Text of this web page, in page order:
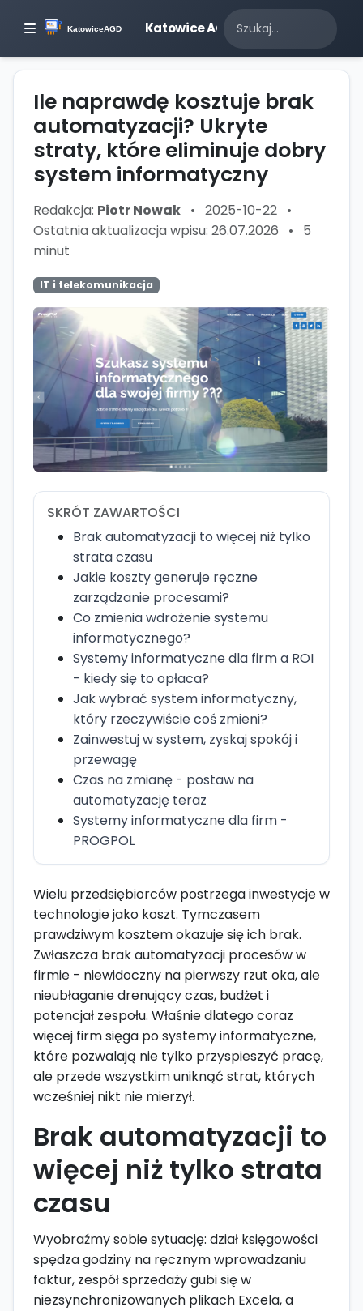
Katowice AGD
Ile naprawdę kosztuje brak
automatyzacji? Ukryte
straty, które eliminuje dobry
system informatyczny
Redakcja: Piotr Nowak • 2025-10-22 •
Ostatnia aktualizacja wpisu: 26.07.2026
•
5
minut
IT i telekomunikacja
SKRÓT ZAWARTOŚCI
Brak automatyzacji to więcej niż tylko
strata czasu
Jakie koszty generuje ręczne
zarządzanie procesami?
Co zmienia wdrożenie systemu
informatycznego?
Systemy informatyczne dla firm a ROI
- kiedy się to opłaca?
Jak wybrać system informatyczny,
który rzeczywiście coś zmieni?
Zainwestuj w system, zyskaj spokój i
przewagę
Czas na zmianę - postaw na
automatyzację teraz
Systemy informatyczne dla firm -
PROGPOL
Wielu przedsiębiorców postrzega inwestycje w
technologie jako koszt. Tymczasem
prawdziwym kosztem okazuje się ich brak.
Zwłaszcza brak automatyzacji procesów w
firmie - niewidoczny na pierwszy rzut oka, ale
nieubłaganie drenujący czas, budżet i
potencjał zespołu. Właśnie dlatego coraz
więcej firm sięga po systemy informatyczne,
które pozwalają nie tylko przyspieszyć pracę,
ale przede wszystkim uniknąć strat, których
wcześniej nikt nie mierzył.
Brak automatyzacji to
więcej niż tylko strata
czasu
Wyobraźmy sobie sytuację: dział księgowości
spędza godziny na ręcznym wprowadzaniu
faktur, zespół sprzedaży gubi się w
niezsynchronizowanych plikach Excela, a